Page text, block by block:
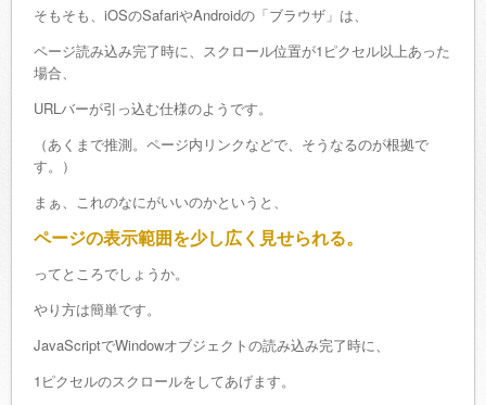
そもそも、iOSのSafariやAndroidの「ブラウザ」は、
ページ読み込み完了時に、スクロール位置が1ピクセル以上あった
場合、
URLバーが引っ込む仕様のようです。
（あくまで推測。ページ内リンクなどで、そうなるのが根拠で
す。）
まぁ、これのなにがいいのかというと、
ページの表示範囲を少し広く見せられる。
ってところでしょうか。
やり方は簡単です。
JavaScriptでWindowオブジェクトの読み込み完了時に、
1ピクセルのスクロールをしてあげます。